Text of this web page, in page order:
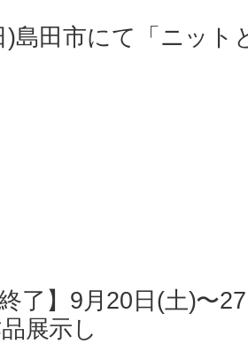
)島田市にて「ニット
了】9月20日(土)〜
展示し